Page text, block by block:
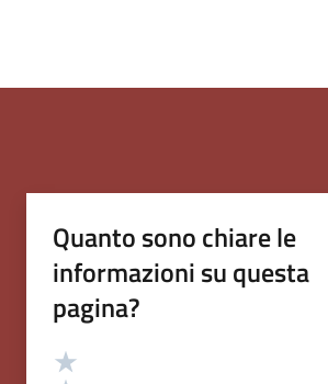
Quanto sono chiare le
informazioni su questa
pagina?
Valutazione